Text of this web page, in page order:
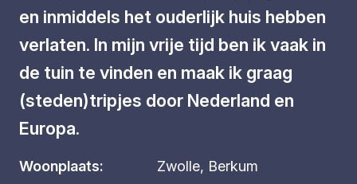
en inmiddels het ouderlijk huis hebben
verlaten. In mijn vrije tijd ben ik vaak in
de tuin te vinden en maak ik graag
(steden)tripjes door Nederland en
Europa.
Woonplaats: Zwolle, Berkum